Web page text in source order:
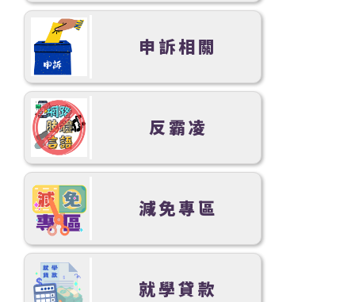
申訴相關
反霸凌
減免專區
就學貸款